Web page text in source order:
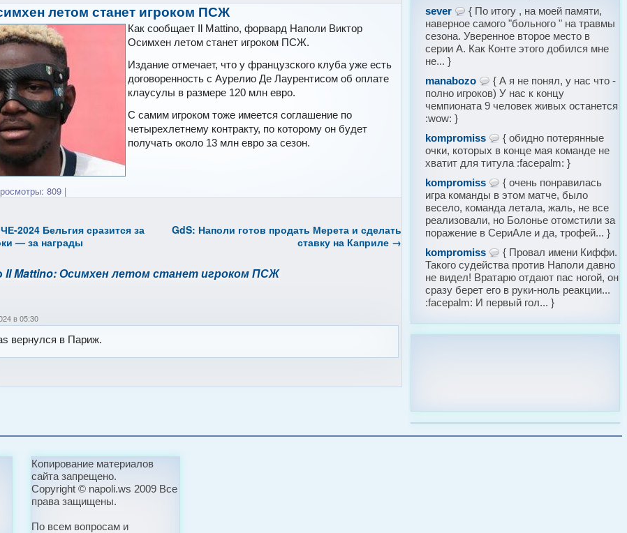
летом станет игроком ПСЖ
Как сообщает Il Mattino, форвард Наполи Виктор
Осимхен летом станет игроком ПСЖ.
Издание отмечает, что у французского клуба уже есть
договоренность с Аурелио Де Лаурентисом об оплате
клаусулы в размере 120 млн евро.
С самим игроком тоже имеется соглашение по
четырехлетнему контракту, по которому он будет
получать около 13 млн евро за сезон.
809|
2024 Бельгия сразится за
— за награды
GdS: Наполи готов продать Мерета и сделать
ставку на Каприле →
Il Mattino: Осимхен летом станет игроком ПСЖ
в 05:30
вернулся в Париж.
sever
{ По итогу , на моей памяти,
наверное самого "больного " на травмы
сезона. Уверенное второе место в
серии А. Как Конте этого добился мне
не... }
manabozo
{ А я не понял, у нас что -
полно игроков) У нас к концу
чемпионата 9 человек живых останется
:wow: }
kompromiss
{ обидно потерянные
очки, которых в конце мая команде не
хватит для титула :facepalm: }
kompromiss
{ очень понравилась
игра команды в этом матче, было
весело, команда летала, жаль, не все
реализовали, но Болонье отомстили за
поражение в СериАле и да, трофей... }
kompromiss
{ Провал имени Киффи.
Такого судейства против Наполи давно
не видел! Вратарю отдают пас ногой, он
сразу берет его в руки-ноль реакции...
:facepalm: И первый гол... }
Копирование материалов
сайта запрещено.
Copyright © napoli.ws 2009 Все
права защищены.
По всем вопросам и